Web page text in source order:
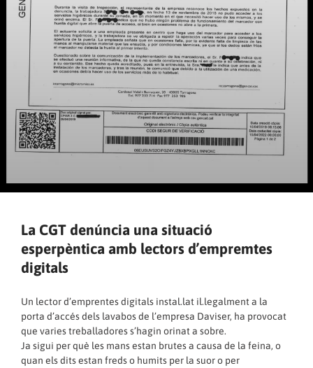
La CGT denúncia una situació
esperpèntica amb lectors d’empremtes
digitals
Un lector d’emprentes digitals instal.lat il.legalment a la
porta d’accés dels lavabos de l’empresa Daviser, ha provocat
que varies treballadores s’hagin orinat a sobre.
Ja sigui per què les mans estan brutes a causa de la feina, o
quan els dits estan freds o humits per la suor o per